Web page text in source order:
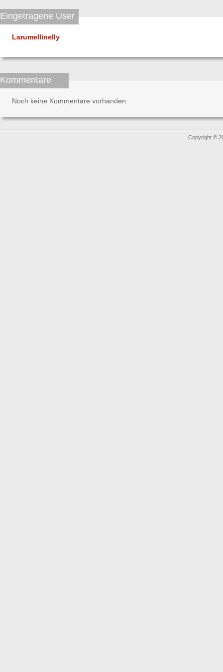
Eingetragene User
Larumellinelly
Kommentare
Noch keine Kommentare vorhanden.
Copyright ©